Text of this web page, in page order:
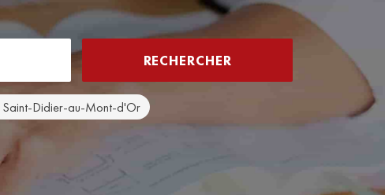
Saint-Didier-au-Mont-d'Or